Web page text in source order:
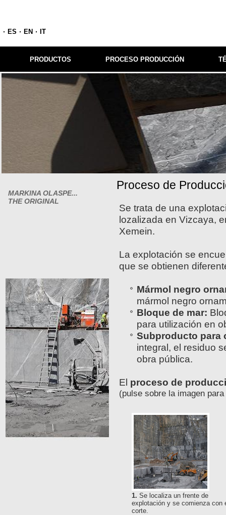
ES EN IT
PRODUCTOS PROCESO PRODUCCIÓN
MARKINA OLASPE...
THE ORIGINAL
Proceso de
Se trata de una
lozalizada en Vizcaya,
Xemein.
La explotación se
que se obtienen
Mármol negro
mármol negro
Bloque de mar:
para utilización en
Subproducto para
integral, el residuo
obra pública.
El proceso de
(pulse sobre la imagen
1. Se localiza un frente de
explotación y se comienza con
corte.